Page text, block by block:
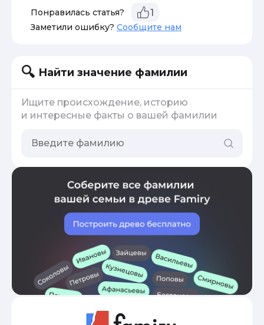
Понравилась статья? 1
Заметили ошибку? Сообщите нам
Найти значение фамилии
Ищите происхождение, историю
и интересные факты о вашей фамилии